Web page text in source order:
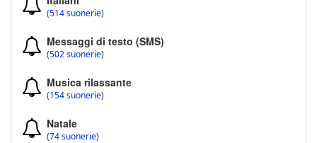
(514 suonerie)
Messaggi di testo (SMS)
(502 suonerie)
Musica rilassante
(154 suonerie)
Natale
(74 suonerie)